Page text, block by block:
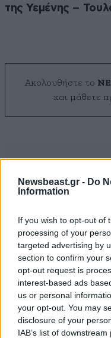
Newsbeast.gr - Do
Information
If you wish to opt-out of
processing of your
targeted advertising by
section to confirm your
opt-out request is
interest-based ads
us or personal
your opt-out. You may
disclosure of your
IAB’s list of
της Υεμένης –
Ακολουθήστε το
και μάθετε
0 ΣΧΌΛΙΑ